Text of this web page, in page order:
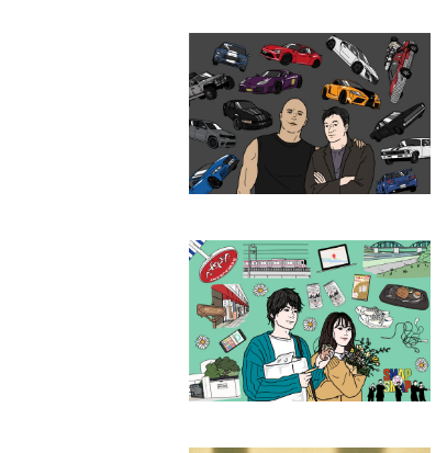
き
て
い
く